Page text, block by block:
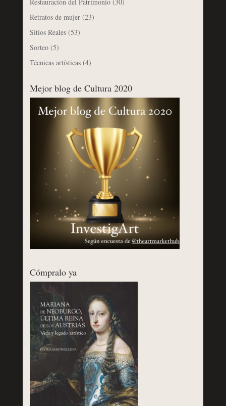
Retratos de mujer(23)
Sitios Reales(53)
Sorteo(5)
Técnicas artísticas(4)
Mejor blog de Cultura 2020
Cómpralo ya